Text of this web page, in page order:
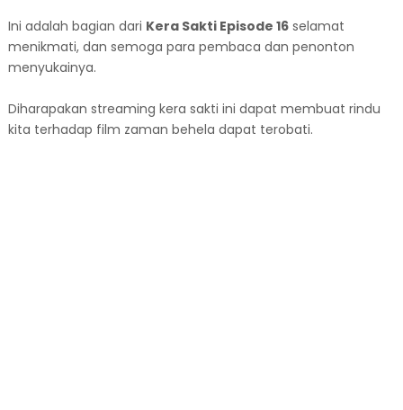
Ini adalah bagian dari Kera Sakti Episode 16selamat
menikmati, dan semoga para pembaca dan penonton
menyukainya.
Diharapakan streaming kera sakti ini dapat membuat rindu
kita terhadap film zaman behela dapat terobati.